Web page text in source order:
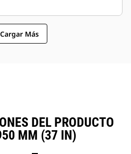
Cargar Más
DEL PRODUCTO
MM (37 IN)